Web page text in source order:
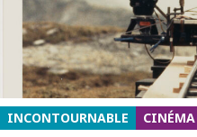
INCONTOURNABLE CINÉMA